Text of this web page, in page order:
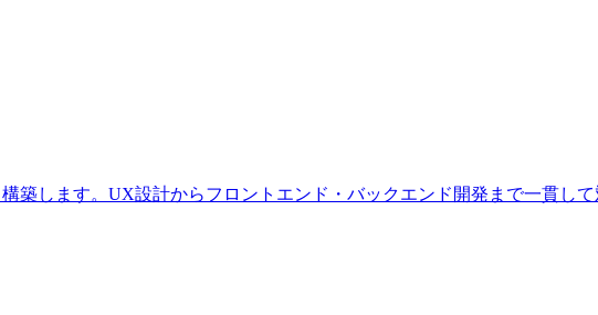
築します。UX設計からフロントエンド・バックエンド開発まで一貫して